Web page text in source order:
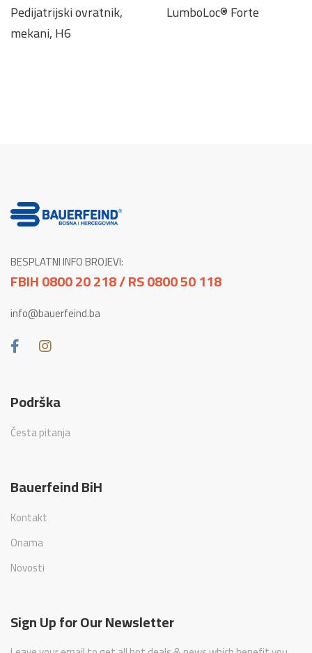
Pedijatrijski ovratnik,
mekani, H6
LumboLoc® Forte
BESPLATNI INFO BROJEVI:
FBIH 0800 20 218 / RS 0800 50 118
info@bauerfeind.ba
Podrška
Česta pitanja
Bauerfeind BiH
Kontakt
Onama
Novosti
Sign Up for Our Newsletter